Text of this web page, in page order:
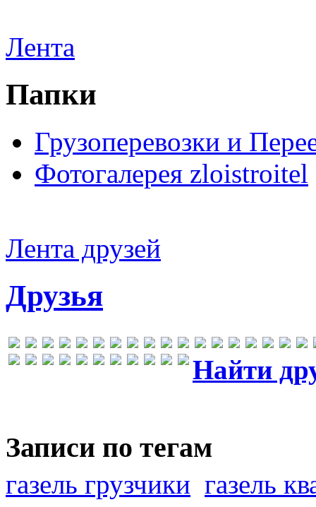
Лента
Папки
Грузоперевозки и
Фотогалерея zloistroitel
Лента друзей
Друзья
Найти
Записи по тегам
газель грузчики газель